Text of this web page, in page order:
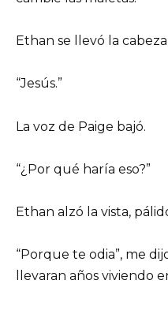
Ethan se llevó la
“Jesús.”
La voz de Paige bajó.
“¿Por qué haría eso?”
Ethan alzó la vista,
“Porque te odia”, me
llevaran años viviendo